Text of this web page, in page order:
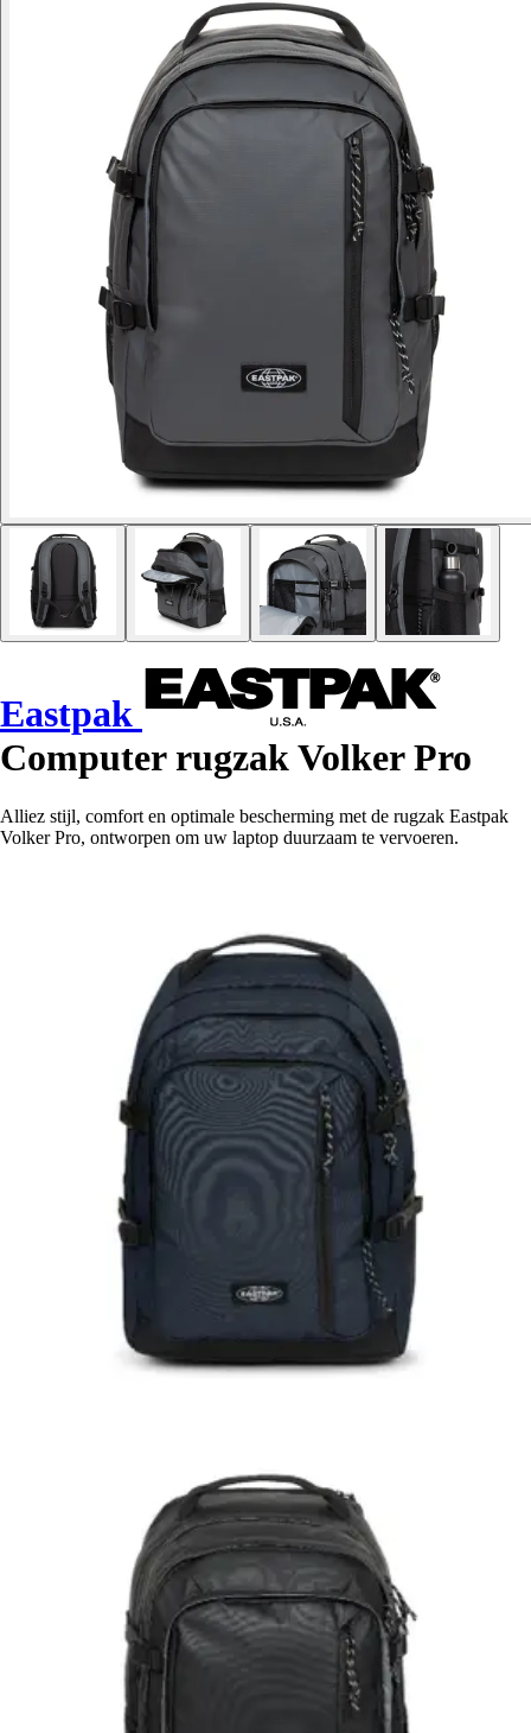
Eastpak
Computer rugzak Volker Pro
Alliez stijl, comfort en optimale bescherming met de rugzak Eastpak
Volker Pro, ontworpen om uw laptop duurzaam te vervoeren.